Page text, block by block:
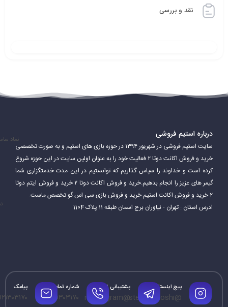
Steam همچنین قابلیت‌های اضافی ارائه می‌دهد که به بازیکنان امکان
می‌دهد از آن لذت ببرند. این شامل سابقه بازی، برنامه و نمایه بازیکنان و
نقد و بررسی
درباره استیم فروشی
سایت استیم فروشی در شهریور ۱۳۹۴ در حوزه بازی های استیم و به صورت تخصصی
خرید و فروش اکانت دوتا ۲ فعالیت خود را به عنوان اولین سایت در این حوزه شروع
کرده است و خداوند را سپاس گذاریم که توانستیم در این مدت خدمتگزاری شما
گیمر های عزیز را انجام بدهیم.خرید و فروش اکانت دوتا ۲ خرید و فروش ایتم دوتا
۲ خرید و فروش اکانت استیم خرید و فروش بازی سی اس گو تخصص ماست.
ادرس استان : تهران - نیاوران برج اسمان طبقه 11 پلاک 1104
نماد
پیج اینستاگرام
@steamforoshi
پشتیبانی تلگرام
@mrtelegram
شماره تماس
۰۹۱۲۱۳۰۳۱۷۰
پیامک